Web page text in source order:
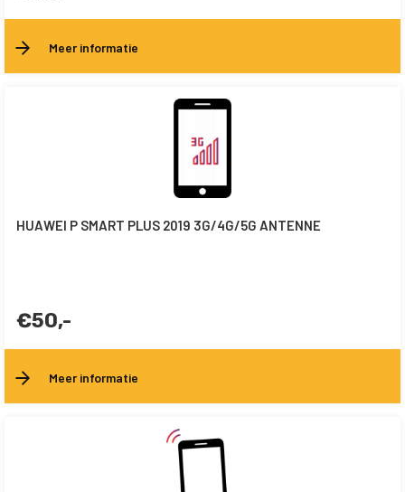
Meer informatie
HUAWEI P SMART PLUS 2019 3G/4G/5G ANTENNE
€50,-
Meer informatie